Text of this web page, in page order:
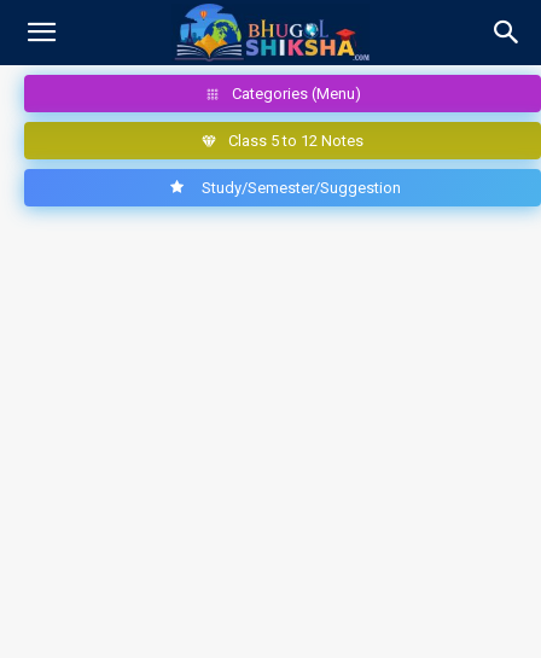
Categories (Menu)
Class 5 to 12 Notes
Study/Semester/Suggestion